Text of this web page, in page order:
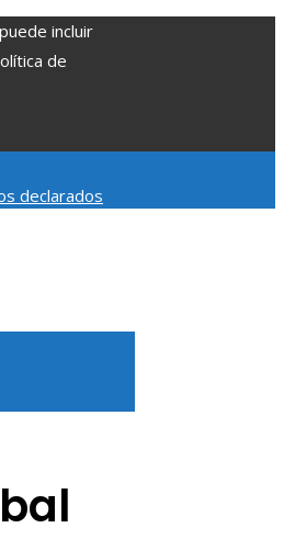
incluir
de
declarados